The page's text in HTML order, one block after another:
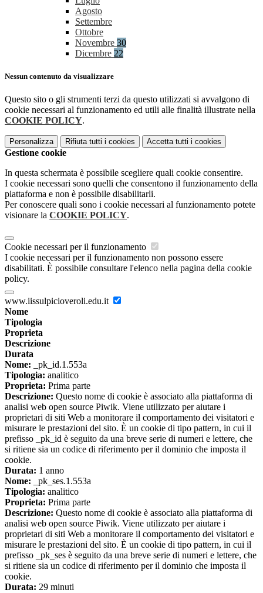
Agosto
Settembre
Ottobre
Novembre 30
Dicembre 22
Nessun contenuto da visualizzare
Questo sito o gli strumenti terzi da questo utilizzati si avvalgono di
cookie necessari al funzionamento ed utili alle finalità illustrate nella
COOKIE POLICY.
Personalizza Rifiuta tutti i cookies Accetta tutti i cookies
Gestione cookie
In questa schermata è possibile scegliere quali cookie consentire.
I cookie necessari sono quelli che consentono il funzionamento della
piattaforma e non è possibile disabilitarli.
Per conoscere quali sono i cookie necessari al funzionamento potete
visionare la COOKIE POLICY.
Cookie necessari per il funzionamento
I cookie necessari per il funzionamento non possono essere
disabilitati. È possibile consultare l'elenco nella pagina della cookie
policy.
www.iissulpicioveroli.edu.it
Nome
Tipologia
Proprieta
Descrizione
Durata
Nome: _pk_id.1.553a
Tipologia: analitico
Proprieta: Prima parte
Descrizione: Questo nome di cookie è associato alla piattaforma di
analisi web open source Piwik. Viene utilizzato per aiutare i
proprietari di siti Web a monitorare il comportamento dei visitatori e
misurare le prestazioni del sito. È un cookie di tipo pattern, in cui il
prefisso _pk_id è seguito da una breve serie di numeri e lettere, che
si ritiene sia un codice di riferimento per il dominio che imposta il
cookie.
Durata: 1 anno
Nome: _pk_ses.1.553a
Tipologia: analitico
Proprieta: Prima parte
Descrizione: Questo nome di cookie è associato alla piattaforma di
analisi web open source Piwik. Viene utilizzato per aiutare i
proprietari di siti Web a monitorare il comportamento dei visitatori e
misurare le prestazioni del sito. È un cookie di tipo pattern, in cui il
prefisso _pk_ses è seguito da una breve serie di numeri e lettere, che
si ritiene sia un codice di riferimento per il dominio che imposta il
cookie.
Durata: 29 minuti